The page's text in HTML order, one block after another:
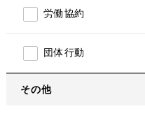
労働協約
団体行動
その他